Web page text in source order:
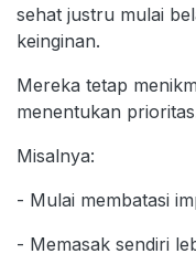
sehat justru mulai
keinginan.
Mereka tetap
menentukan
Misalnya:
- Mulai membatasi
- Memasak sendiri